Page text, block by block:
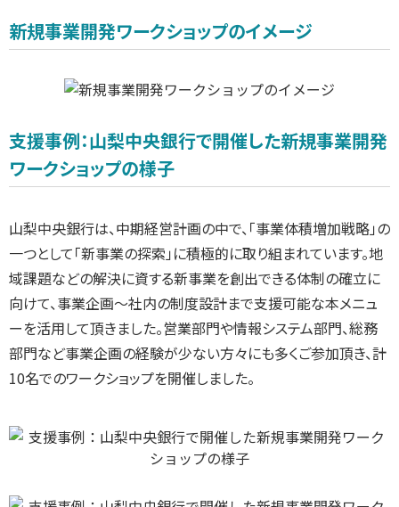
新規事業開発ワークショップのイメージ
支援事例：山梨中央銀行で開催した新規事業開発
ワークショップの様子
山梨中央銀行は、中期経営計画の中で、「事業体積増加戦略」の
一つとして「新事業の探索」に積極的に取り組まれています。地
域課題などの解決に資する新事業を創出できる体制の確立に
向けて、事業企画～社内の制度設計まで支援可能な本メニュ
ーを活用して頂きました。営業部門や情報システム部門、総務
部門など事業企画の経験が少ない方々にも多くご参加頂き、計
10名でのワークショップを開催しました。